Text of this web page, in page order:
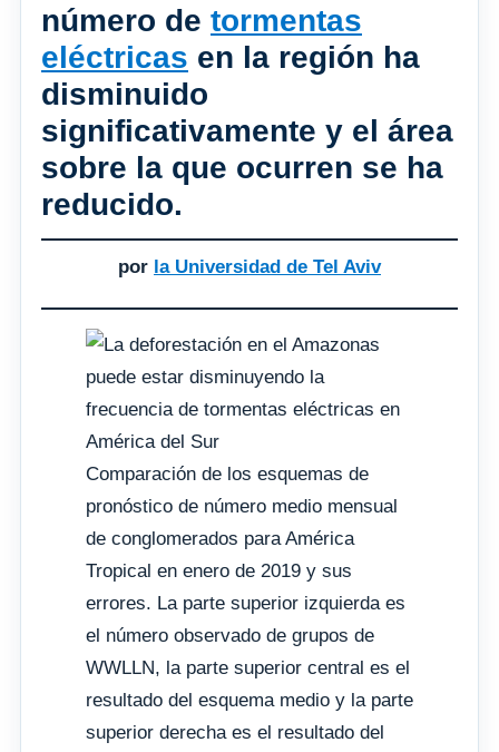
número de tormentas
eléctricas en la región ha
disminuido
significativamente y el área
sobre la que ocurren se ha
reducido.
por la Universidad de Tel Aviv
Comparación de los esquemas de
pronóstico de número medio mensual
de conglomerados para América
Tropical en enero de 2019 y sus
errores. La parte superior izquierda es
el número observado de grupos de
WWLLN, la parte superior central es el
resultado del esquema medio y la parte
superior derecha es el resultado del